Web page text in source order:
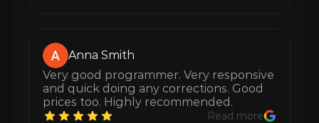
Anna Smith
Very good programmer. Very responsive
and quick doing any corrections. Good
prices too. Highly recommended.
Read more